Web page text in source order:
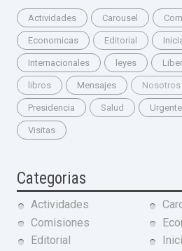
Actividades Carousel
Economicas Editorial
Internacionales leyes
libros Mensajes Nosotros
Presidencia Salud Urgente
Visitas
Categorias
Actividades
Comisiones
Editorial